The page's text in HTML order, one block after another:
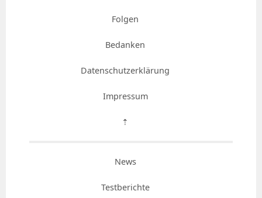
Folgen
Bedanken
Datenschutzerklärung
Impressum
⇡
News
Testberichte